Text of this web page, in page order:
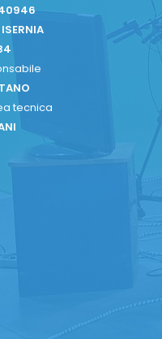
tecnica